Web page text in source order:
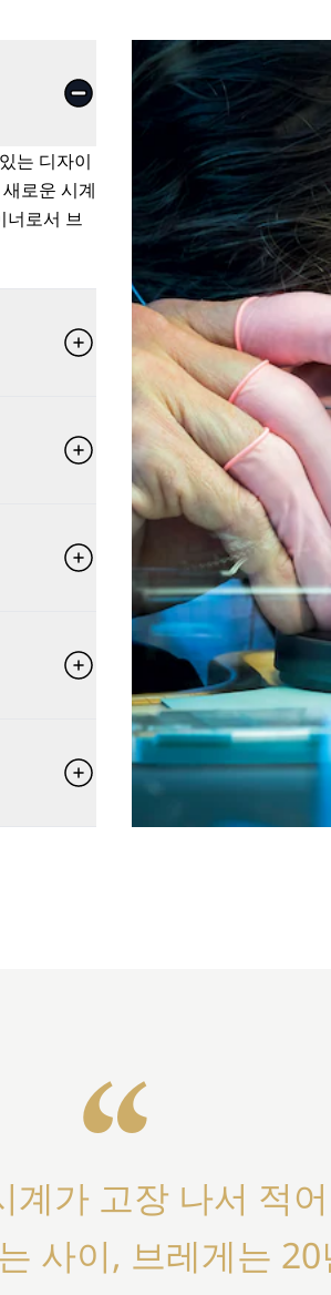
는 디자이
로운 시계
너로서 브
심혈을 기
생산 단
. 브레게
브레게의
, 유산 관
브레게의
“
계가 고장 나서 적
사이, 브레게는